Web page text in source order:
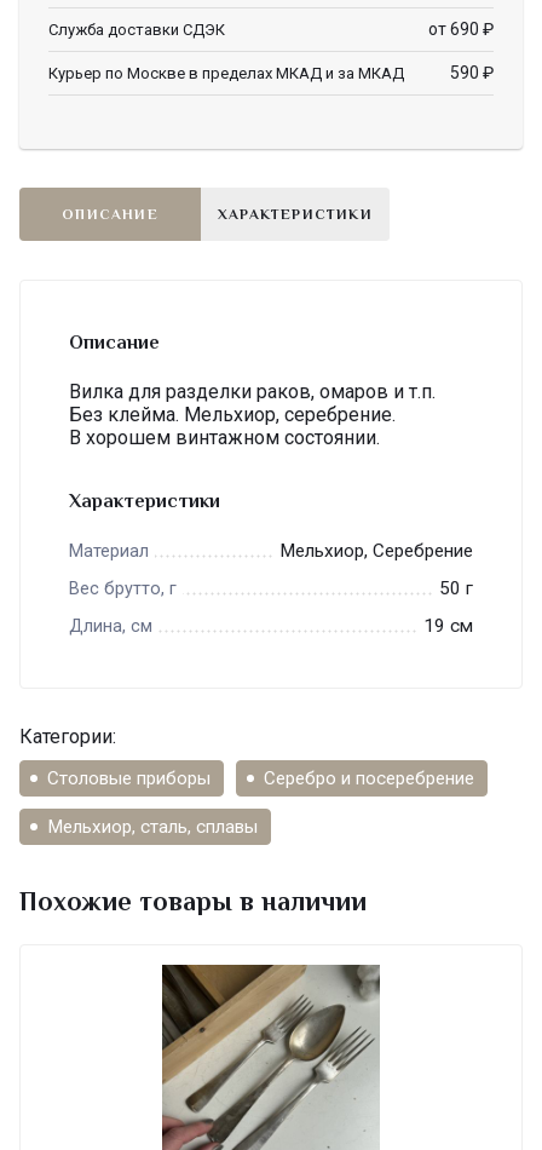
Служба доставки СДЭК от 690 ₽
Курьер по Москве в пределах МКАД и за МКАД 590 ₽
ОПИСАНИЕ ХАРАКТЕРИСТИКИ
Описание
Вилка для разделки раков, омаров и т.п.
Без клейма. Мельхиор, серебрение.
В хорошем винтажном состоянии.
Характеристики
Материал Мельхиор, Серебрение
Вес брутто, г 50 г
Длина, см 19 см
Категории:
Столовые приборы Серебро и посеребрение
Мельхиор, сталь, сплавы
Похожие товары в наличии